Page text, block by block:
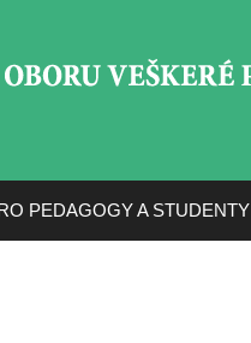
PEDAGOGY A STUDENTY